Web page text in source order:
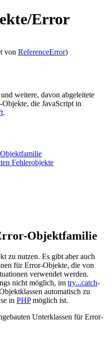
Error
von ReferenceError)
und weitere, davon abgeleitete
die JavaScript in
.
Fehlerobjekte
Objektfamilie
zu nutzen. Es gibt aber auch
für Error-Objekte, die von
verwendet werden.
nicht möglich, im try...catch-
automatisch zu
in PHPmöglich ist.
Unterklassen für Error-